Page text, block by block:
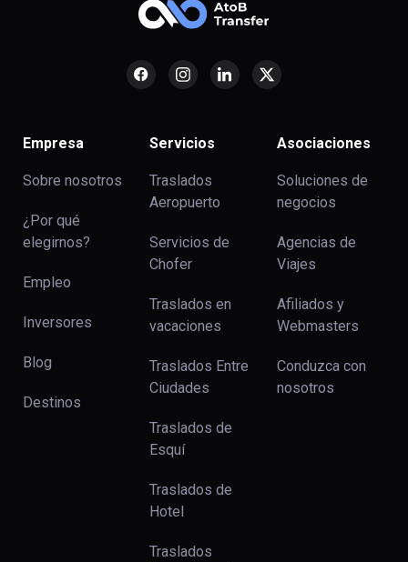
Empresa
Sobre nosotros
¿Por qué
elegirnos?
Empleo
Inversores
Blog
Destinos
Servicios
Traslados
Aeropuerto
Servicios de
Chofer
Traslados en
vacaciones
Traslados Entre
Ciudades
Traslados de
Esquí
Traslados de
Hotel
Traslados
Asociaciones
Soluciones de
negocios
Agencias de
Viajes
Afiliados y
Webmasters
Conduzca con
nosotros